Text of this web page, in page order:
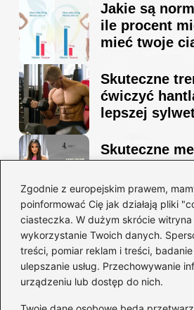
Zgodnie z europejskim prawem,
poinformować Cię jak działają pliki
ciasteczka. W dużym skrócie
wykorzystanie Twoich danych.
treści, pomiar reklam i treści,
ulepszanie usług. Przechowywanie
urządzeniu lub dostęp do nich.
Jakie są
ile procent
mieć twoje
Skuteczne
ćwiczyć
lepszej
Skuteczne
sylwetkę w
Idealny
go do swojej